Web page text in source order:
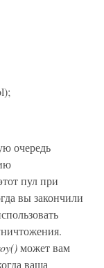
очередь
пул при
вы закончили
может вам
ваша